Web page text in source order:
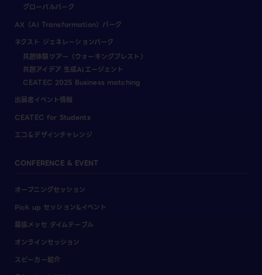
グローバルパーク
AX（AI Transformation）パーク
ネクスト ジェネレーションパーク
共創体験ツアー（ウォーキングブレスト）
共創アイデア 生成AIエージェント
CEATEC 2025 Business matching
出展者イベント情報
CEATEC for Students
エコ＆デザインチャレンジ
CONFERENCE & EVENT
オープニングセッション
Pick up セッション&イベント
幕張メッセ タイムテーブル
オンラインセッション
スピーカー紹介